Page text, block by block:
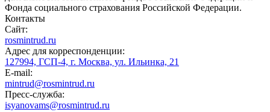
Фонда социального страхования Российской Федерации.
Контакты
Сайт:
rosmintrud.ru
Адрес для корреспонденции:
127994, ГСП-4, г. Москва, ул. Ильинка, 21
E-mail:
mintrud@rosmintrud.ru
Пресс-служба:
isyanovams@rosmintrud.ru